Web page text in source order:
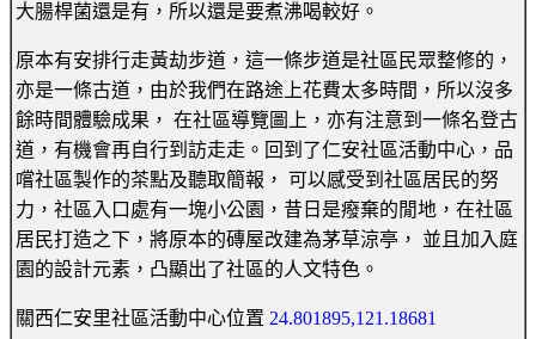
大腸桿菌還是有，所以還是要煮沸喝較好。
原本有安排行走黃劫步道，這一條步道是社區民眾整修的，
亦是一條古道，由於我們在路途上花費太多時間，所以沒多
餘時間體驗成果， 在社區導覽圖上，亦有注意到一條名登古
道，有機會再自行到訪走走。回到了仁安社區活動中心，品
嚐社區製作的茶點及聽取簡報， 可以感受到社區居民的努
力，社區入口處有一塊小公園，昔日是癈棄的閒地，在社區
居民打造之下，將原本的磚屋改建為茅草涼亭， 並且加入庭
園的設計元素，凸顯出了社區的人文特色。
關西仁安里社區活動中心位置 24.801895,121.18681